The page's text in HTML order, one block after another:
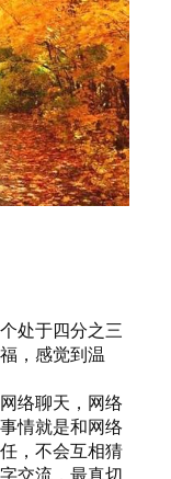
处于四分之三
，感觉到温
络聊天，网络
情就是和网络
，不会互相猜